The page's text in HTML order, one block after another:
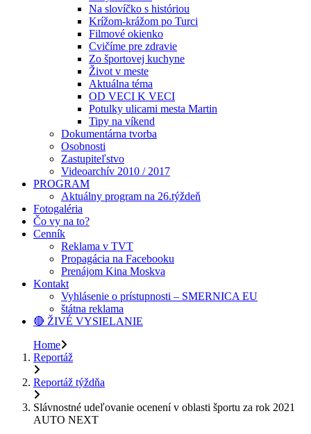
Na slovíčko s históriou
Krížom-krážom po Turci
Filmové okienko
Cvičíme pre zdravie
Zo športovej kuchyne
Život v meste
Aktuálna téma
OD VECI K VECI
Potulky ulicami mesta Martin
Tipy na víkend
Dokumentárna tvorba
Osobnosti
Zastupiteľstvo
Videoarchív 2010 / 2017
PROGRAM
Aktuálny program na 26.týždeň
Fotogaléria
Čo vy na to?
Cenník
Reklama v TVT
Propagácia na Facebooku
Prenájom Kina Moskva
Kontakt
Vyhlásenie o prístupnosti – SMERNICA EU
štátna reklama
🔴 ŽIVÉ VYSIELANIE
Home
Reportáž
Reportáž týždňa
Slávnostné udeľovanie ocenení v oblasti športu za rok 2021
AUTO NEXT